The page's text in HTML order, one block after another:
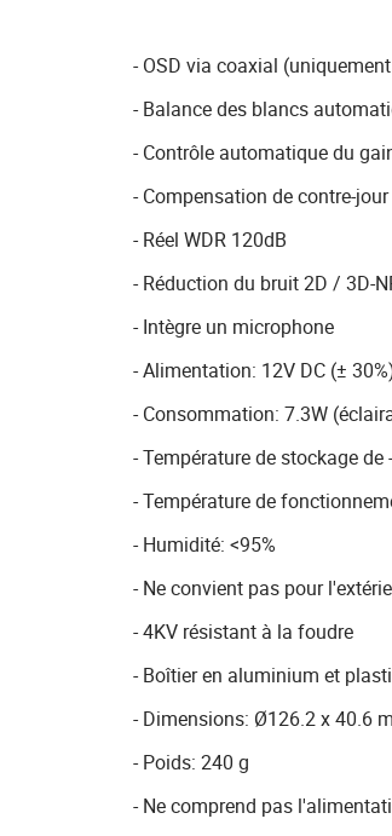
- OSD via coaxial
- Balance des blancs
- Contrôle automatique du
- Compensation de contre-jour
- Réel WDR 120dB
- Réduction du bruit 2D / 3D-
- Intègre un microphone
- Alimentation: 12V DC (±
- Consommation: 7.3W
- Température de stockage de
- Température de
- Humidité: <95%
- Ne convient pas pour
- 4KV résistant à la foudre
- Boîtier en aluminium et
- Dimensions: Ø126.2 x 40.6
- Poids: 240 g
- Ne comprend pas